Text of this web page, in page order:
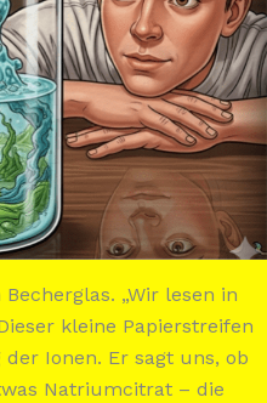
„Wir lesen in
kleine Papierstreifen
Ionen. Er sagt uns, ob
Natriumcitrat – die